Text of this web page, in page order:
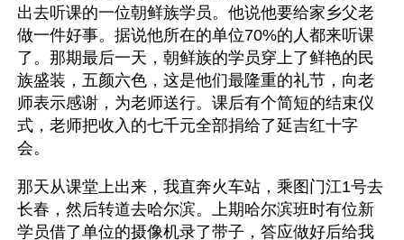
出去听课的一位朝鲜族学员。他说他要给家乡父老
做一件好事。据说他所在的单位70%的人都来听课
了。那期最后一天，朝鲜族的学员穿上了鲜艳的民
族盛装，五颜六色，这是他们最隆重的礼节，向老
师表示感谢，为老师送行。课后有个简短的结束仪
式，老师把收入的七千元全部捐给了延吉红十字
会。
那天从课堂上出来，我直奔火车站，乘图门江1号去
长春，然后转道去哈尔滨。上期哈尔滨班时有位新
学员借了单位的摄像机录了带子，答应做好后给我